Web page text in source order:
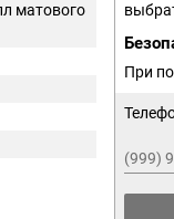
матового
При
(999)